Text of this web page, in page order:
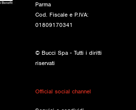
Parma
Cod. Fiscale e P.IVA:
01809170341
© Bucci Spa - Tutti i diritti
riservati
Official social channel